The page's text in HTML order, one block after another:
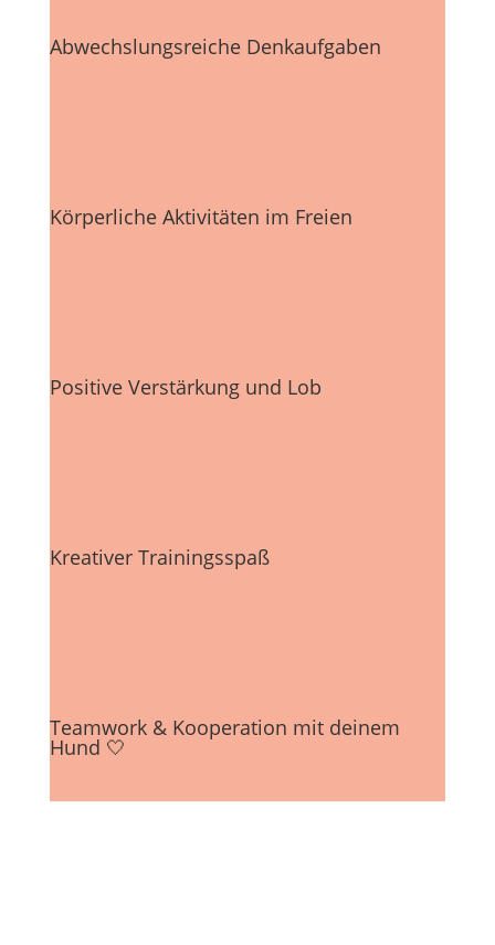
Abwechslungsreiche Denkaufgaben
Körperliche Aktivitäten im Freien
Positive Verstärkung und Lob
Kreativer Trainingsspaß
Teamwork & Kooperation mit deinem
Hund 🤍